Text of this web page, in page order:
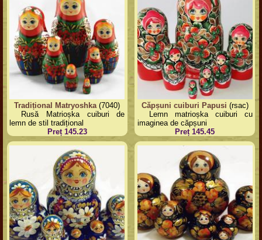
Tradițional Matryoshka(7040)
Rusă Matrioșka cuiburi de
lemn de stil tradițional
Preț 145.23
Căpșuni cuiburi Papusi (rsac)
Lemn matrioșka cuiburi cu
imaginea de căpșuni
Preț 145.45